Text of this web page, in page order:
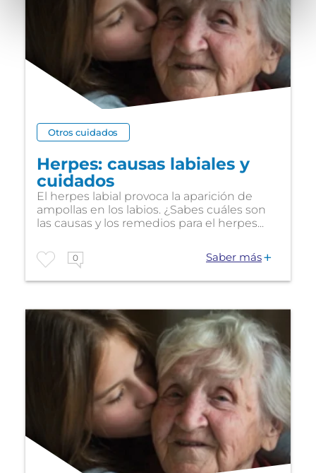
Otros cuidados
Herpes: causas labiales y
cuidados
El herpes labial provoca la aparición de
ampollas en los labios. ¿Sabes cuáles son
las causas y los remedios para el herpes...
0 Saber más